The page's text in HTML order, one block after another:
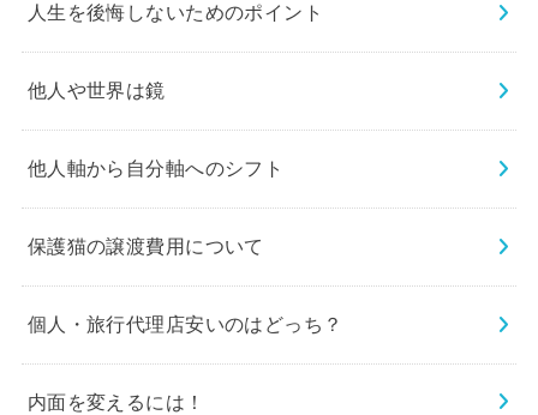
人生を後悔しないためのポイント
他人や世界は鏡
他人軸から自分軸へのシフト
保護猫の譲渡費用について
個人・旅行代理店安いのはどっち？
内面を変えるには！